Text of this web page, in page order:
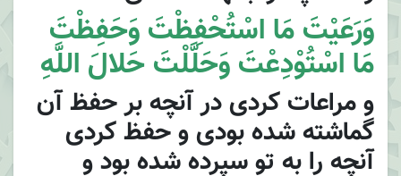
وَرَعَيْتَ مَا اسْتُحْفِظْتَ وَحَفِظْتَ
مَا اسْتُوْدِعْتَ وَحَلَّلْتَ حَلالَ اللَّهِ
و مراعات كردى در آنچه بر حفظ آن
گماشته شده بودى و حفظ كردى
آنچه را به تو سپرده شده بود و